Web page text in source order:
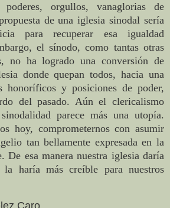
orgullos, vanaglorias de
de una iglesia sinodal sería
para recuperar esa igualdad
el sínodo, como tantas otras
no ha logrado una conversión de
donde quepan todos, hacia una
honoríficos y posiciones de poder,
del pasado. Aún el clericalismo
parece más una utopía.
hoy, comprometernos con asumir
tan bellamente expresada en la
De esa manera nuestra iglesia daría
haría más creíble para nuestros
Caro